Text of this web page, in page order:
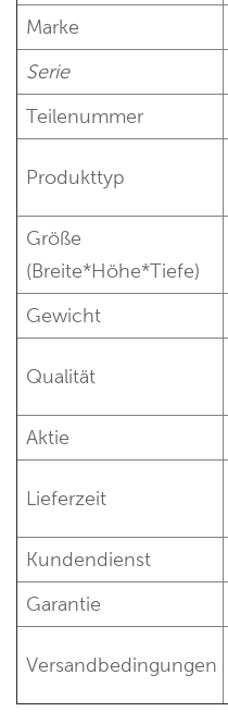
Marke
Serie
Teilenummer
Produkttyp
Größe
(Breite*Höhe*Tiefe)
Gewicht
Qualität
Aktie
Lieferzeit
Kundendienst
Garantie
Versandbedingungen